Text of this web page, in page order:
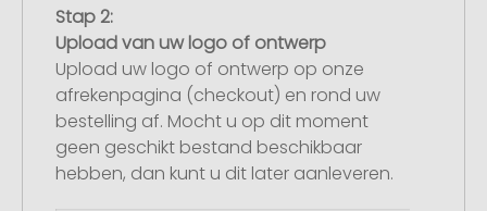
Stap 2:
Upload van uw logo of ontwerp
Upload uw logo of ontwerp op onze
afrekenpagina (checkout) en rond uw
bestelling af. Mocht u op dit moment
geen geschikt bestand beschikbaar
hebben, dan kunt u dit later aanleveren.